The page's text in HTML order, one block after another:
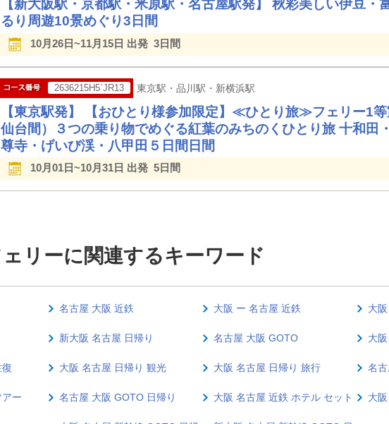
【新大阪駅・京都駅・米原駅・名古屋駅発】 秋彩美しい伊豆・
るり周遊10景めぐり3日間
10月26日~11月15日 出発 3日間
2636215H5`JR13 東京駅・品川駅・新横浜駅
【東京駅発】 【おひとり様参加限定】≪ひとり旅≫フェリー1
仙台間）３つの乗り物でめぐる紅葉のみちのくひとり旅 十和田
尊寺・げいび渓・八甲田５日間日間
10月01日~10月31日 出発 5日間
リーに関連するキーワード
名古屋 大阪 近鉄 大阪 ー 名古屋 近鉄 大
新大阪 名古屋 日帰り 名古屋 大阪 GOTO 大
大阪 名古屋 日帰り 観光 大阪 名古屋 日帰り 旅行 名
ー 名古屋 大阪 GOTO 日帰り 大阪 名古屋 近鉄 ホテル セット 大